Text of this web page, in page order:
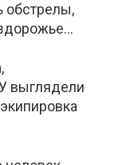
обстрелы,
выглядели